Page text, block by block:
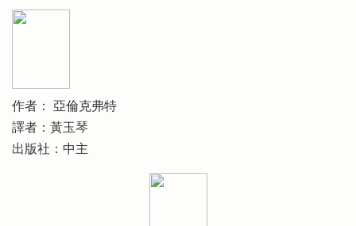
作者： 亞倫克弗特
譯者：黃玉琴
出版社：中主